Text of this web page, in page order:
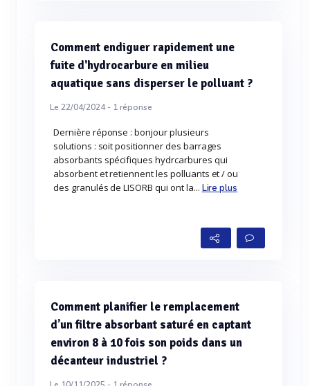
Comment endiguer rapidement une
fuite d'hydrocarbure en milieu
aquatique sans disperser le polluant ?
Le 22/04/2024 - 1réponse
Dernière réponse : bonjour plusieurs
solutions : soit positionner des barrages
absorbants spécifiques hydrcarbures qui
absorbent et retiennent les polluants et / ou
des granulés de LISORB qui ont la... Lire plus
Comment planifier le remplacement
d’un filtre absorbant saturé en captant
environ 8 à 10 fois son poids dans un
décanteur industriel ?